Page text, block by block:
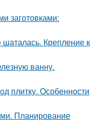
заготовками:
шаталась. Крепление к
ванну.
плитку. Особенности
Планирование